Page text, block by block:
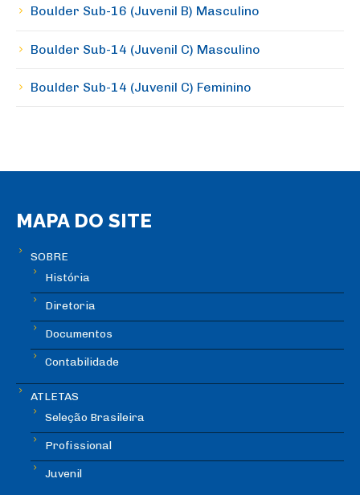
Boulder Sub-16 (Juvenil B) Masculino
Boulder Sub-14 (Juvenil C) Masculino
Boulder Sub-14 (Juvenil C) Feminino
MAPA DO SITE
SOBRE
História
Diretoria
Documentos
Contabilidade
ATLETAS
Seleção Brasileira
Profissional
Juvenil